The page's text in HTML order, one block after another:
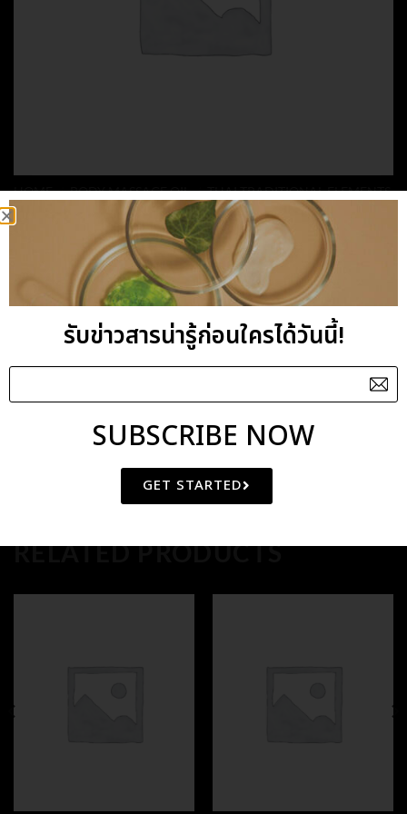
HOME / BODY MASSAGE OIL / THAI TRADITIONAL ELEMENTS
WATER BLENDED
MASSAGE OIL
RELATED PRODUCTS
รับข่าวสารน่ารู้ก่อนใครได้วันนี้!
SUBSCRIBE NOW
GET STARTED